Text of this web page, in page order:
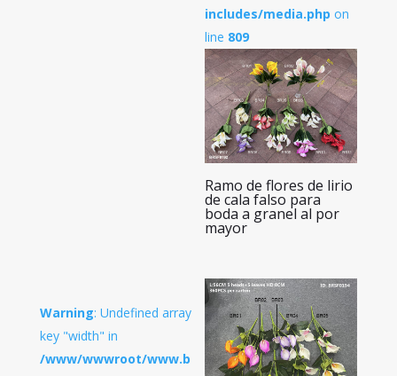
includes/media.php on
line 809
Ramo de flores de lirio
de cala falso para
boda a granel al por
mayor
Warning: Undefined array
key "width" in
/www/wwwroot/www.b